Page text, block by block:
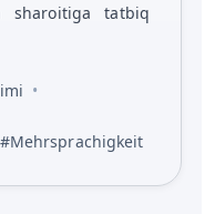
sharoitiga tatbiq